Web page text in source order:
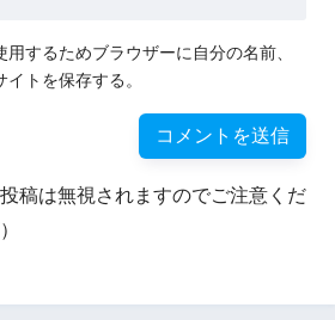
するためブラウザーに自分の名前、
トを保存する。
稿は無視されますのでご注意くだ